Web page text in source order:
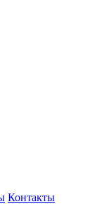
Контакты